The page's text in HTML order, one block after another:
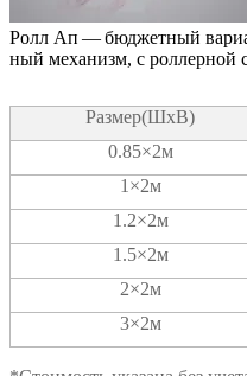
Ролл Ап — бюд­жет­ный
ный меха­низм, с рол­лер­ной
Размер(ШхВ)
0.85×2м
1×2м
1.2×2м
1.5×2м
2×2м
3×2м